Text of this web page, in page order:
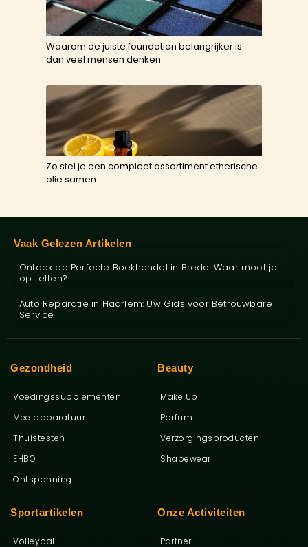
Waarom de juiste foundation belangrijker is
dan veel mensen denken
Zo stel je een compleet assortiment etherische
olie samen
Onze Activiteiten
Partner
Sportartikelen
Volleybal
Beauty
Make Up
Parfum
Verzorgingsproducten
Shapewear
Gezondheid
Voedingssupplementen
Meetapparatuur
Thuistesten
EHBO
Ontspanning
Vaak Gelezen Artikelen
Ontdek de Perfecte Boekhandel in Breda: Waar moet je
op Letten?
Auto Reparatie in Haarlem: Uw Gids voor Betrouwbare
Service